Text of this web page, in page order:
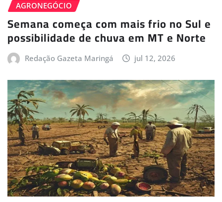
AGRONEGÓCIO
Semana começa com mais frio no Sul e
possibilidade de chuva em MT e Norte
Redação Gazeta Maringá jul 12, 2026